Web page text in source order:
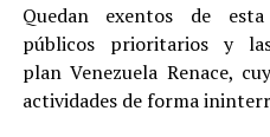
Quedan exentos de
públicos prioritarios y
plan Venezuela Renace,
actividades de forma